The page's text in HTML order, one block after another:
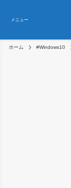
メニュー
ホーム #Windows10